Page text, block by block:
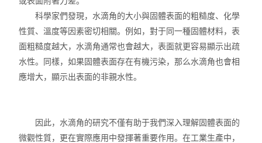
科學家們發現，水滴角的大小與固體表面的粗糙度、化學
性質、溫度等因素密切相關。例如，對于同一種固體材料，表
面粗糙度越大，水滴角通常也會越大，表面就更容易顯示出疏
水性。同樣，如果固體表面存在有機污染，那么水滴角也會相
應增大，顯示出表面的非親水性。
因此，水滴角的研究不僅有助于我們深入理解固體表面的
微觀性質，更在實際應用中發揮著重要作用。在工業生產中，